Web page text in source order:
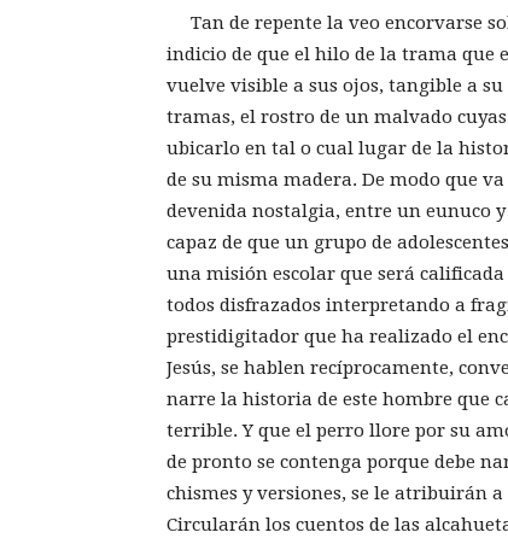
Tan de repente la veo encorvarse
indicio de que el hilo de la trama que
vuelve visible a sus ojos, tangible a
tramas, el rostro de un malvado
ubicarlo en tal o cual lugar de la
de su misma madera. De modo que
devenida nostalgia, entre un eunuco
capaz de que un grupo de
una misión escolar que será
todos disfrazados interpretando a
prestidigitador que ha realizado el
Jesús, se hablen recíprocamente,
narre la historia de este hombre que
terrible. Y que el perro llore por su
de pronto se contenga porque debe
chismes y versiones, se le atribuirán
Circularán los cuentos de las